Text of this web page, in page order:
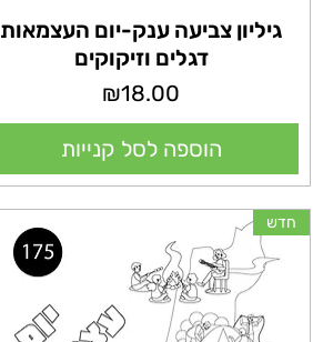
גיליון צביעה ענק-יום העצמאות
דגלים וזיקוקים
מחיר
₪18.00
הוספה לסל קנייות
חדש